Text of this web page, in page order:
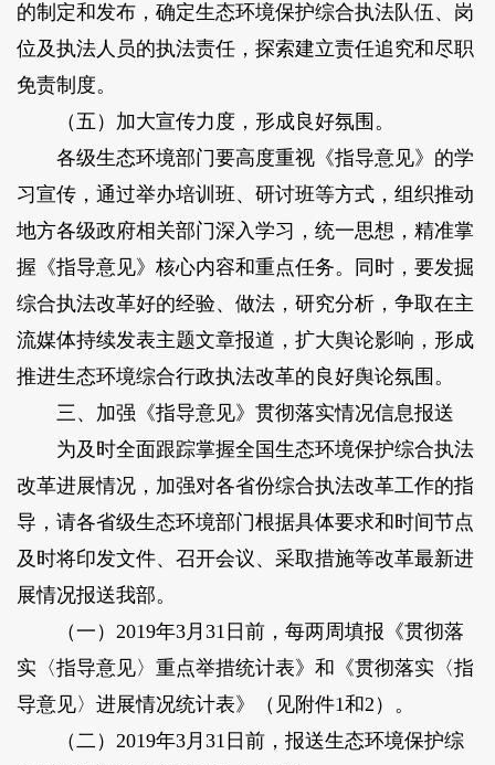
的制定和发布，确定生态环境保护综合执法队伍、岗
位及执法人员的执法责任，探索建立责任追究和尽职
免责制度。
（五）加大宣传力度，形成良好氛围。
各级生态环境部门要高度重视《指导意见》的学
习宣传，通过举办培训班、研讨班等方式，组织推动
地方各级政府相关部门深入学习，统一思想，精准掌
握《指导意见》核心内容和重点任务。同时，要发掘
综合执法改革好的经验、做法，研究分析，争取在主
流媒体持续发表主题文章报道，扩大舆论影响，形成
推进生态环境综合行政执法改革的良好舆论氛围。
三、加强《指导意见》贯彻落实情况信息报送
为及时全面跟踪掌握全国生态环境保护综合执法
改革进展情况，加强对各省份综合执法改革工作的指
导，请各省级生态环境部门根据具体要求和时间节点
及时将印发文件、召开会议、采取措施等改革最新进
展情况报送我部。
（一）2019年3月31日前，每两周填报《贯彻落
实〈指导意见〉重点举措统计表》和《贯彻落实〈指
导意见〉进展情况统计表》（见附件1和2）。
（二）2019年3月31日前，报送生态环境保护综